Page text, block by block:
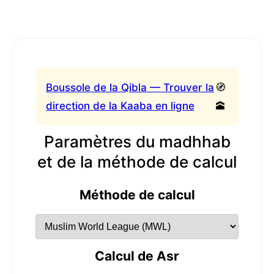
Boussole de la Qibla — Trouver la
direction de la Kaaba en ligne
🧭
🕋
Paramètres du madhhab
et de la méthode de calcul
Méthode de calcul
Calcul de Asr